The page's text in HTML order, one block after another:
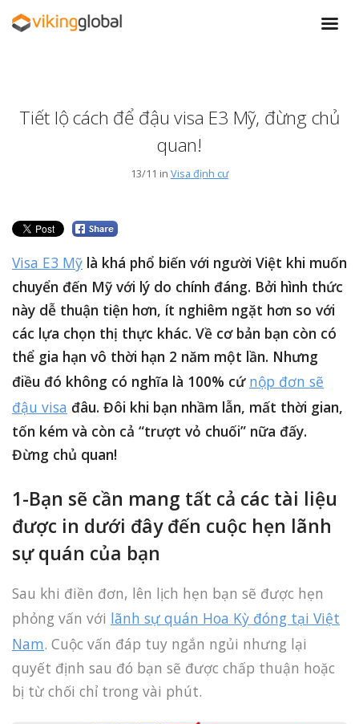
Tiết lộ cách để đậu visa E3 Mỹ, đừng chủ
quan!
13/11 in Visa định cư
Visa E3 Mỹ là khá phổ biến với người Việt khi muốn
chuyển đến Mỹ với lý do chính đáng. Bởi hình thức
này dễ thuận tiện hơn, ít nghiêm ngặt hơn so với
các lựa chọn thị thực khác. Về cơ bản bạn còn có
thể gia hạn vô thời hạn 2 năm một lần. Nhưng
điều đó không có nghĩa là 100% cứ nộp đơn sẽ
đậu visa đâu. Đôi khi bạn nhầm lẫn, mất thời gian,
tốn kém và còn cả “trượt vỏ chuối” nữa đấy.
Đừng chủ quan!
1-Bạn sẽ cần mang tất cả các tài liệu
được in dưới đây đến cuộc hẹn lãnh
sự quán của bạn
Sau khi điền đơn, lên lịch hẹn bạn sẽ được hẹn
phỏng vấn với lãnh sự quán Hoa Kỳ đóng tại Việt
Nam. Cuộc vấn đáp tuy ngắn ngủi nhưng lại
quyết định sau đó bạn sẽ được chấp thuận hoặc
bị từ chối chỉ trong vài phút.